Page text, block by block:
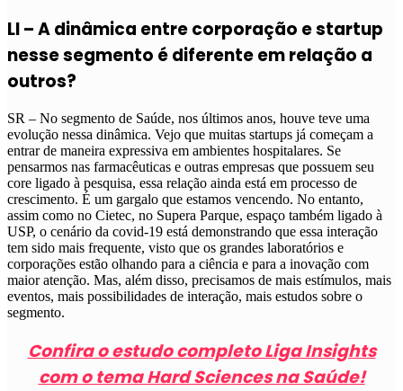
LI – A dinâmica entre corporação e startup
nesse segmento é diferente em relação a
outros?
SR – No segmento de Saúde, nos últimos anos, houve teve uma
evolução nessa dinâmica. Vejo que muitas startups já começam a
entrar de maneira expressiva em ambientes hospitalares. Se
pensarmos nas farmacêuticas e outras empresas que possuem seu
core ligado à pesquisa, essa relação ainda está em processo de
crescimento. É um gargalo que estamos vencendo. No entanto,
assim como no Cietec, no Supera Parque, espaço também ligado à
USP, o cenário da covid-19 está demonstrando que essa interação
tem sido mais frequente, visto que os grandes laboratórios e
corporações estão olhando para a ciência e para a inovação com
maior atenção. Mas, além disso, precisamos de mais estímulos, mais
eventos, mais possibilidades de interação, mais estudos sobre o
segmento.
Confira o estudo completo Liga Insights
com o tema Hard Sciences na Saúde!